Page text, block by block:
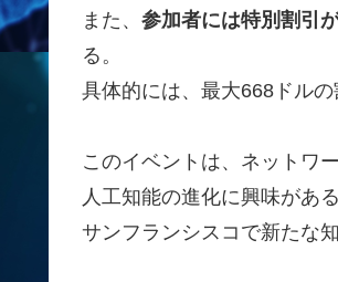
また、 参加者には特別割引
る。
具体的には、最大668ドル
このイベントは、ネットワ
人工知能の進化に興味があ
サンフランシスコで新たな